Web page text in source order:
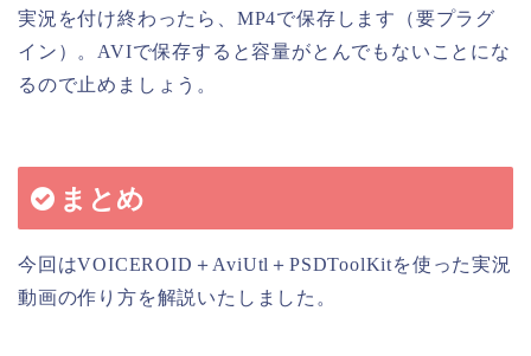
実況を付け終わったら、MP4で保存します（要プラグ
イン）。AVIで保存すると容量がとんでもないことにな
るので止めましょう。
まとめ
今回はVOICEROID＋AviUtl＋PSDToolKitを使った実況
動画の作り方を解説いたしました。